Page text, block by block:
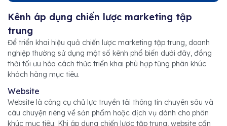
Kênh áp dụng chiến lược marketing tập
trung
Để triển khai hiệu quả chiến lược marketing tập trung, doanh
nghiệp thường sử dụng một số kênh phổ biến dưới đây, đồng
thời tối ưu hóa cách thức triển khai phù hợp từng phân khúc
khách hàng mục tiêu.
Website
Website là công cụ chủ lực truyền tải thông tin chuyên sâu và
câu chuyện riêng về sản phẩm hoặc dịch vụ dành cho phân
khúc mục tiêu. Khi áp dụng chiến lược tập trung, website cần